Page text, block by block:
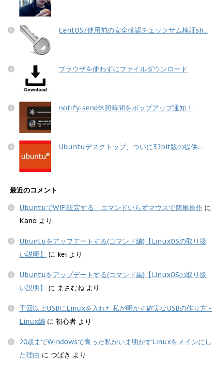
CentOS7使用前の安全確認チェックサム検証sh...
ブラウザを使わずにファイルダウンロード
notify-send休憩時間をポップアップ通知！
Ubuntuデスクトップ、ついに32bit版の提供...
最近のコメント
UbuntuでWiFi設定する コマンドいらずマウスで簡単操作 に
Kano より
Ubuntuをアップデートする(コマンド編)【LinuxOSの取り扱
い説明】
に kei より
Ubuntuをアップデートする(コマンド編)【LinuxOSの取り扱
い説明】
に まさむね より
千回以上USBにLinuxを入れた私が明かす確実なUSBの作り方 -
Linux編 に 初心者 より
20歳までWindowsで育った私がいま明かすLinuxをメインにし
た理由 に つばき より